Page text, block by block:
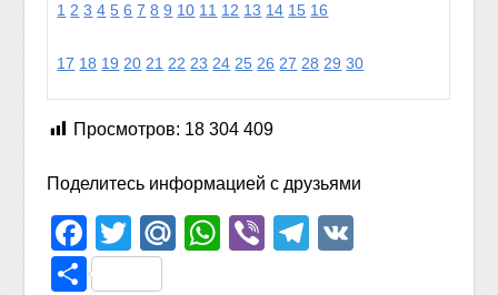
1 2 3 4 5 6 7 8 9 10 11 12 13 14 15 16
17 18 19 20 21 22 23 24 25 26 27 28 29 30
Просмотров: 18 304 409
Поделитесь информацией с друзьями
Facebook
TwitterMail.Ru
WhatsApp
ViberTelegram
Отправить